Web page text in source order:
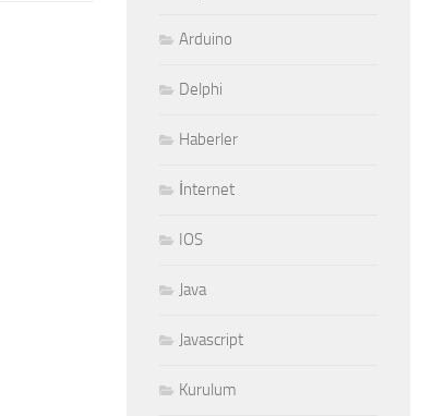
Arduino
Delphi
Haberler
İnternet
IOS
Java
Javascript
Kurulum